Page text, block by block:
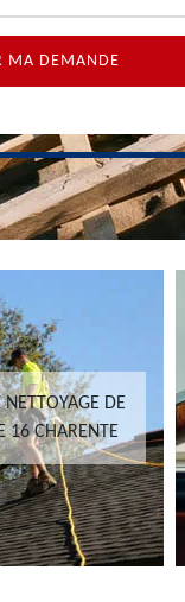
NETTOYAGE DE
16 CHARENTE